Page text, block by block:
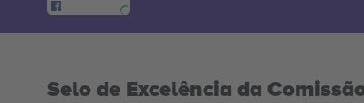
Selo de Excelência da